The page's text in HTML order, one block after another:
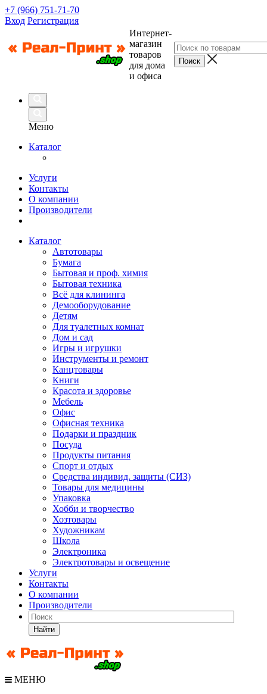
+7 (966) 751-71-70
Вход Регистрация
Интернет-
магазин
товаров
для дома
и офиса
Меню
Каталог
Услуги
Контакты
О компании
Производители
Каталог
Автотовары
Бумага
Бытовая и проф. химия
Бытовая техника
Всё для клининга
Демооборудование
Детям
Для туалетных комнат
Дом и сад
Игры и игрушки
Инструменты и ремонт
Канцтовары
Книги
Красота и здоровье
Мебель
Офис
Офисная техника
Подарки и праздник
Посуда
Продукты питания
Спорт и отдых
Средства индивид. защиты (СИЗ)
Товары для медицины
Упаковка
Хобби и творчество
Хозтовары
Художникам
Школа
Электроника
Электротовары и освещение
Услуги
Контакты
О компании
Производители
Найти
МЕНЮ